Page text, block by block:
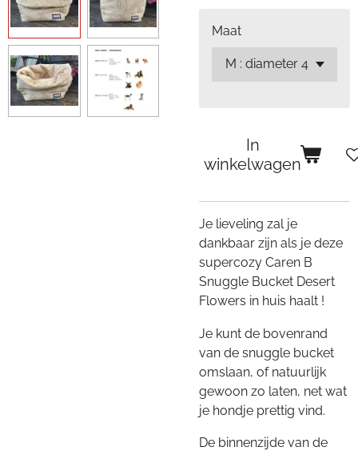
Maat
In
winkelwagen
Je lieveling zal je
dankbaar zijn als je deze
supercozy Caren B
Snuggle Bucket Desert
Flowers in huis haalt !
Je kunt de bovenrand
van de snuggle bucket
omslaan, of natuurlijk
gewoon zo laten, net wat
je hondje prettig vind.
De binnenzijde van de